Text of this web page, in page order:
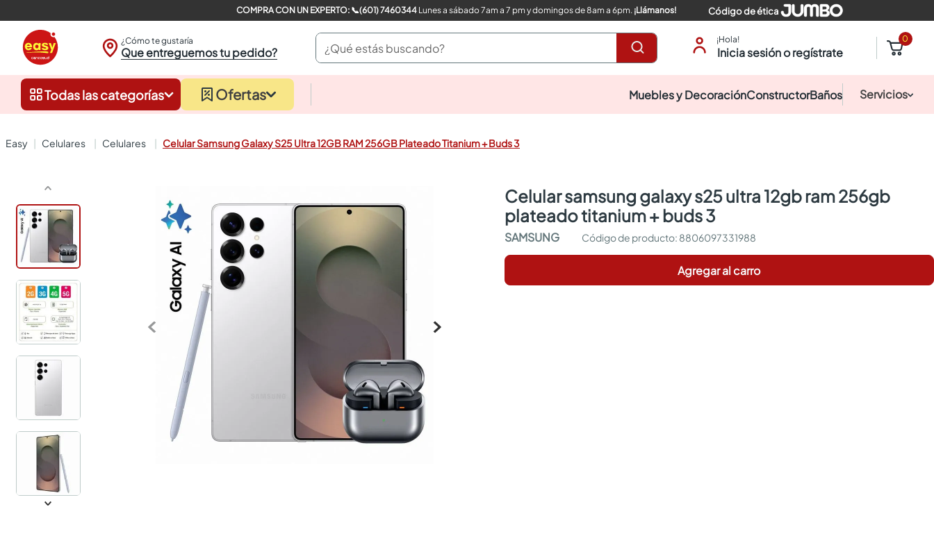
COMPRA CON UN EXPERTO: 📞(601) 7460344Lunes a sábado 7am a 7 pm y domingos de 8am a 6pm. ¡Llámanos! Código de ética
¿Cómo te gustaría
Que entreguemos tu pedido?
¿Qué estás buscando? ¡Hola!
Inicia sesión o regístrate
0
Todas las categorías Ofertas Muebles y DecoraciónConstructorBaños Servicios
celulares celulares Celular Samsung Galaxy S25 Ultra 12GB RAM 256GB Plateado Titanium + Buds 3
celular samsung galaxy s25 ultra 12gb ram 256gb
plateado titanium + buds 3
SAMSUNG : 8806097331988
Agregar al carro
closet
sanitarios
armarios closet
neveras